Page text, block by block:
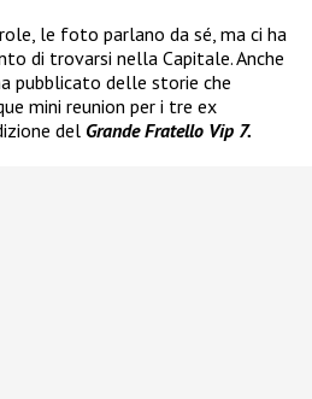
le foto parlano da sé, ma ci ha
di trovarsi nella Capitale. Anche
pubblicato delle storie che
mini reunion per i tre ex
del Grande Fratello Vip 7.